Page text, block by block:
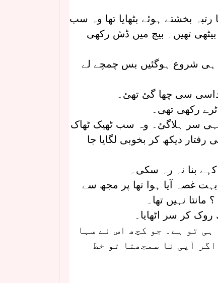
بخشتے ہوئے بٹھایا تھا وہ سب
بیٹھی تھیں۔ بیچ میں ڈش رکھی
ہی شروع ہوگئیں بس چمچے لے
سی چھا گئ تھئ۔
رکھی تھی۔
سر ہلاگئ۔ وہ سب ٹھیک ٹھاک
دیکھ کر بخوبی لگایا جا
بنا نہ رہ سکی۔
غصہ آیا ہوا تھا پر مجھ سے
نہیں تھا۔
کر سر اٹھایا۔
ہی تو ہے۔ جو کچھ اس نے سہا
آپی نا سمجھتا تو خط